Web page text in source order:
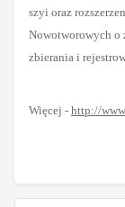
szyi oraz
Nowotworowych o
zbierania i
Więcej - http://